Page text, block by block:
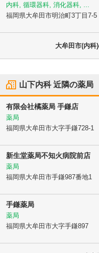
内科, 循環器科, 消化器科, ...
福岡県大牟田市明治町3丁目7-5
大牟田市(内科
山下内科近隣の薬局
有限会社橘薬局 手鎌店
薬局
福岡県大牟田市大字手鎌728-1
新生堂薬局不知火病院前店
薬局
福岡県大牟田市手鎌987番地1
手鎌薬局
薬局
福岡県大牟田市大字手鎌897